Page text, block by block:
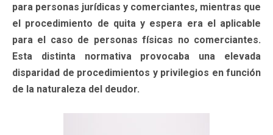
para personas jurídicas y comerciantes, mientras que
el procedimiento de quita y espera era el aplicable
para el caso de personas físicas no comerciantes.
Esta distinta normativa provocaba una elevada
disparidad de procedimientos y privilegios en función
de la naturaleza del deudor.